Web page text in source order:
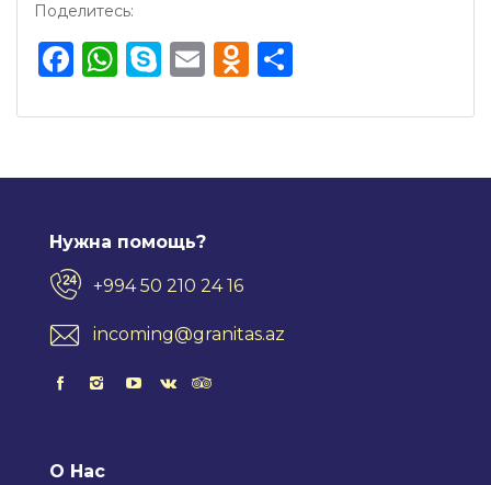
Поделитесь:
Facebook
WhatsApp
Skype
EmailOdnoklassniki
Нужна помощь?
+994 50 210 24 16
incoming@granitas.az
О Нас